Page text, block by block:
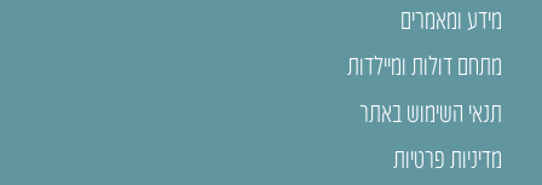
מידע ומאמרים
מתחם דולות ומיילדות
תנאי השימוש באתר
מדיניות פרטיות